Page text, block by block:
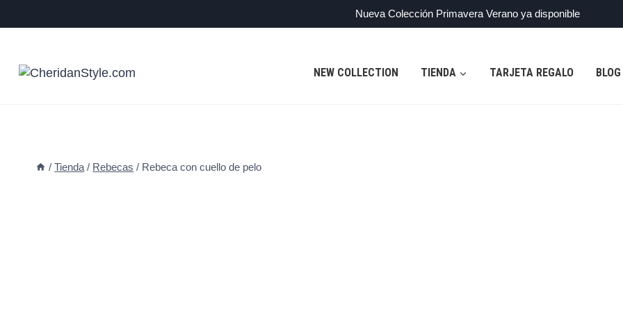
al
Nueva Colección Primavera Verano ya disponible
NEW COLLECTION TIENDA TARJETA REGALO BLOG
/ Tienda / Rebecas / Rebeca con cuello de pelo